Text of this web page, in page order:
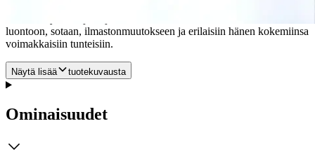
luontoon, sotaan, ilmastonmuutokseen ja erilaisiin hänen kokemiinsa
voimakkaisiin tunteisiin.
Näytä lisää tuotekuvausta
Ominaisuudet